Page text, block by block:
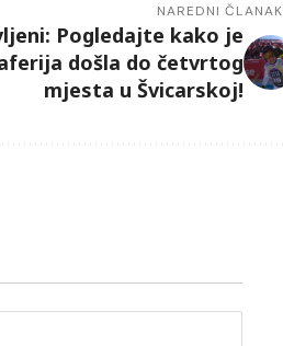
NAREDNI ČLANAK
Pogledajte kako je
došla do četvrtog
mjesta u Švicarskoj!